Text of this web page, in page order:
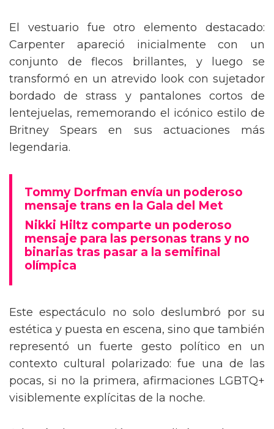
El vestuario fue otro elemento destacado:
Carpenter apareció inicialmente con un
conjunto de flecos brillantes, y luego se
transformó en un atrevido look con sujetador
bordado de strass y pantalones cortos de
lentejuelas, rememorando el icónico estilo de
Britney Spears en sus actuaciones más
legendaria.
Tommy Dorfman envía un poderoso
mensaje trans en la Gala del Met
Nikki Hiltz comparte un poderoso
mensaje para las personas trans y no
binarias tras pasar a la semifinal
olímpica
Este espectáculo no solo deslumbró por su
estética y puesta en escena, sino que también
representó un fuerte gesto político en un
contexto cultural polarizado: fue una de las
pocas, si no la primera, afirmaciones LGBTQ+
visiblemente explícitas de la noche.